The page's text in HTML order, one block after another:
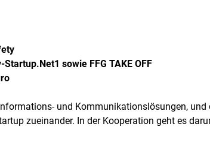
sowie FFG TAKE OFF
und Kommunikationslösungen,
zueinander. In der Kooperation geht es